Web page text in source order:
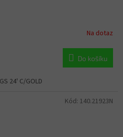
Na dotaz
Do košíku
24' C/GOLD
Kód: 140.21923N